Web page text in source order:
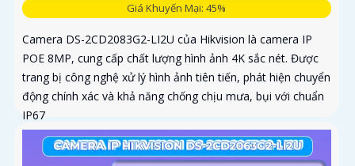
Giá Khuyến Mại: 45%
Camera DS-2CD2083G2-LI2U của Hikvision là camera IP
POE 8MP, cung cấp chất lượng hình ảnh 4K sắc nét. Được
trang bị công nghệ xử lý hình ảnh tiên tiến, phát hiện chuyển
động chính xác và khả năng chống chịu mưa, bụi với chuẩn
IP67